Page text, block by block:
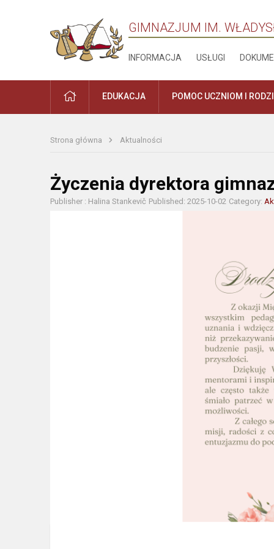
GIMNAZJUM IM.
INFORMACJA USŁUGI
PRADŽIAEDUKACJA POMOC UCZNIOM I
Strona główna Aktualności
Życzenia dyrektora
Publisher : Halina Stankevič Published: 2025-10-02 Category: